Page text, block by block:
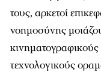
τους, αρκετοί
νοημοσύνης
τεχνολογικούς